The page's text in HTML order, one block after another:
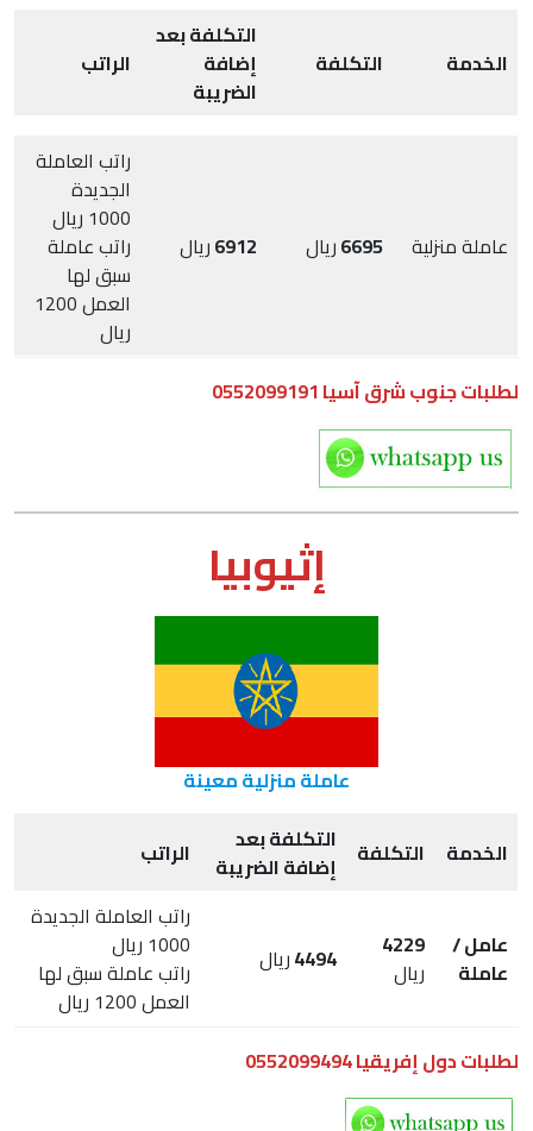
الخدمة التكلفة
التكلفة بعد
إضافة
الضريبة
الراتب
عاملة منزلية 6695ريال 6912ريال
راتب العاملة
الجديدة
1000 ريال
راتب عاملة
سبق لها
العمل 1200
ريال
لطلبات جنوب شرق آسيا 0552099191
إثيوبيا
عاملة منزلية معينة
الخدمة التكلفة
التكلفة بعد
إضافة الضريبة
الراتب
عامل /
عاملة
4229
ريال
4494ريال
راتب العاملة الجديدة
1000 ريال
راتب عاملة سبق لها
العمل 1200 ريال
لطلبات دول إفريقيا 0552099494